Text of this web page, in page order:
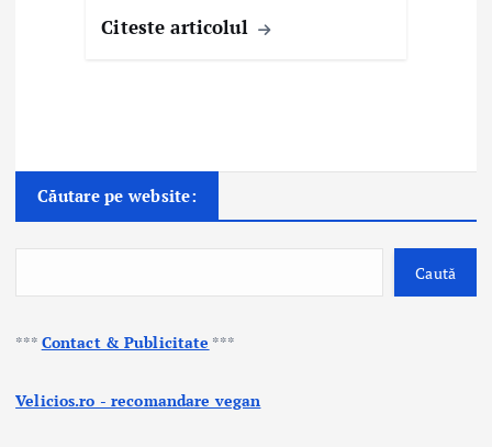
Citeste articolul
Căutare pe website:
Caută
*** Contact & Publicitate ***
Velicios.ro - recomandare vegan